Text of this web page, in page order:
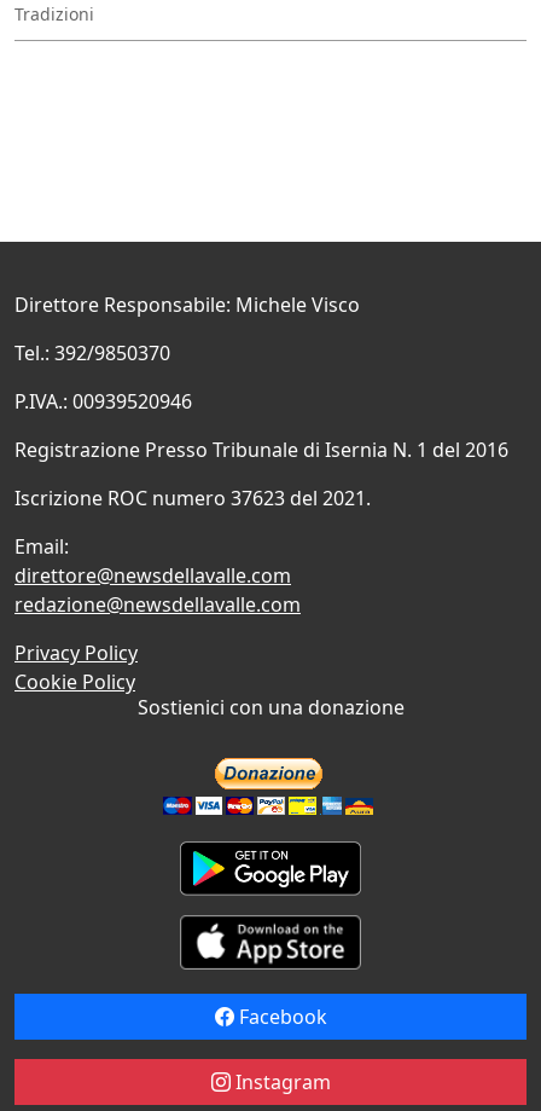
Tradizioni
Direttore Responsabile: Michele Visco
Tel.: 392/9850370
P.IVA.: 00939520946
Registrazione Presso Tribunale di Isernia N. 1 del 2016
Iscrizione ROC numero 37623 del 2021.
Email:
direttore@newsdellavalle.com
redazione@newsdellavalle.com
Privacy Policy
Cookie Policy
Sostienici con una donazione
Facebook
Instagram